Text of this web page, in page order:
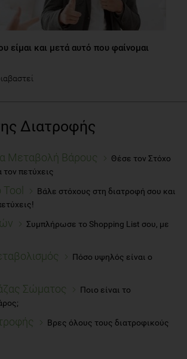
είμαι και μετά αυτό που φαίνομαι
Διατροφής
Μεταβολή Βάρους
Θέσε τον Στόχο
τον πετύχεις
Βάλε στόχους στη διατροφή σου και
Συμπλήρωσε το Shopping List σου, με
Πόσο υψηλός είναι ο
Σώματος
Ποιο είναι το
Βρες όλους τους διατροφικούς